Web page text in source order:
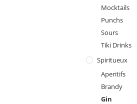
Mocktails
Punchs
Sours
Tiki Drinks
Spiritueux
Aperitifs
Brandy
Gin